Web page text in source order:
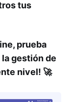
tus
prueba
gestión de
nivel! 🚀